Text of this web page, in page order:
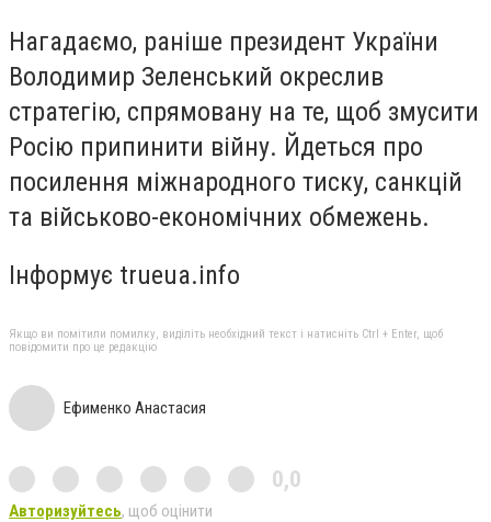
Нагадаємо, раніше президент України
Володимир Зеленський окреслив
стратегію, спрямовану на те, щоб змусити
Росію припинити війну. Йдеться про
посилення міжнародного тиску, санкцій
та військово-економічних обмежень.
Інформує trueua.info
Якщо ви помітили помилку, виділіть необхідний текст і натисніть Ctrl + Enter, щоб
повідомити про це редакцію
Ефименко Анастасия
0,0
Авторизуйтесь, щоб оцінити